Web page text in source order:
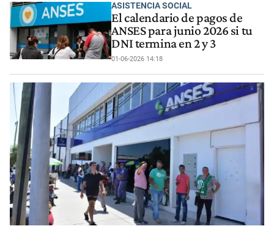
ASISTENCIA SOCIAL
El calendario de pagos de
ANSES para junio 2026 si tu
DNI termina en 2 y 3
01-06-2026 14:18